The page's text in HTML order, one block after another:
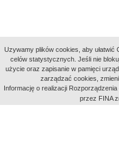
aktywności
Uzywamy plików cookies, aby
celów statystycznych. Jeśli nie
użycie oraz zapisanie w pamięci
zarządzać cookies,
Informację o realizacji
przez FINA